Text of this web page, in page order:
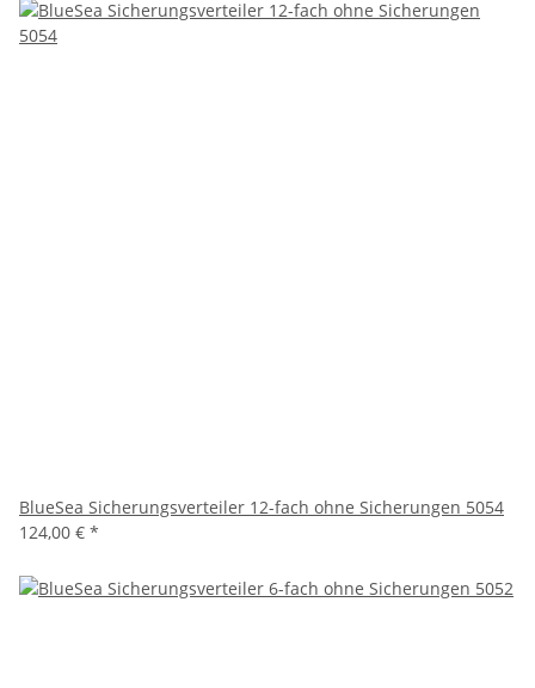
BlueSea Sicherungsverteiler 12-fach ohne Sicherungen 5054
124,00 € *